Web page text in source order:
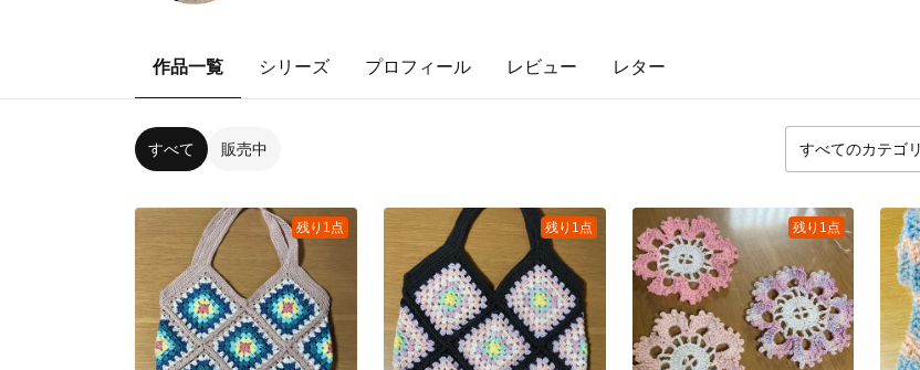
作品一覧 シリーズ プロフィール レビュー レター
すべて 販売中
残り1点 残り1点 残り1点